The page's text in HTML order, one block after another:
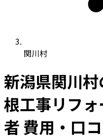
関川村
新潟県関川
根工事リフ
者 費用・口